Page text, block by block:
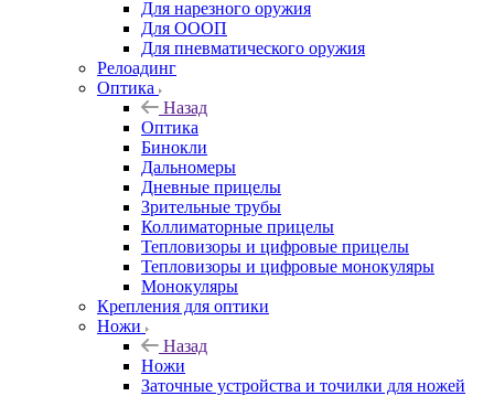
Для нарезного оружия
Для ОООП
Для пневматического оружия
Релоадинг
Оптика
Назад
Оптика
Бинокли
Дальномеры
Дневные прицелы
Зрительные трубы
Коллиматорные прицелы
Тепловизоры и цифровые прицелы
Тепловизоры и цифровые монокуляры
Монокуляры
Крепления для оптики
Ножи
Назад
Ножи
Заточные устройства и точилки для ножей